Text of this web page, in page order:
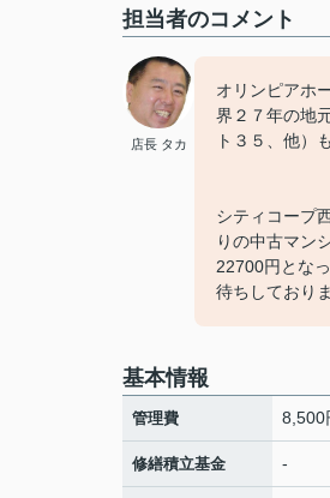
担当者のコメント
店長 タカ
オリンピアホ
界２７年の地
ト３５、他）
シティコープ
りの中古マン
22700円とな
待ちしておりま
基本情報
管理費 8,500
修繕積立基金 -